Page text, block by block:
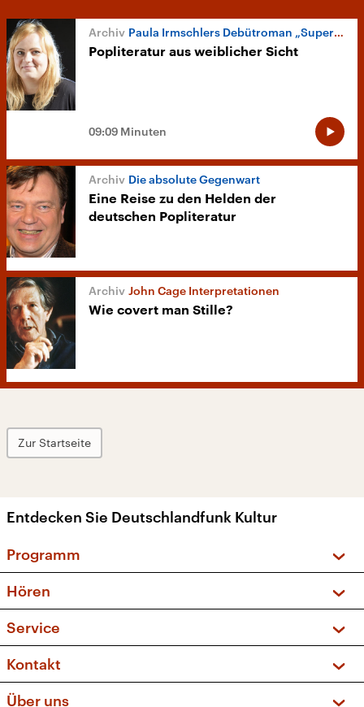
Paula Irmschlers Debütroman „Superbusen“
Popliteratur aus weiblicher Sicht
09:09 Minuten
Die absolute Gegenwart
Eine Reise zu den Helden der
deutschen Popliteratur
John Cage Interpretationen
Wie covert man Stille?
Zur Startseite
Entdecken Sie Deutschlandfunk Kultur
Programm
Sendungen und Podcasts
Musikliste
Kakadu – Das Kinderprogramm
Hören
Frequenzen (UKW + DAB+)
Service
FAQ
Apps
Kontakt
Über uns